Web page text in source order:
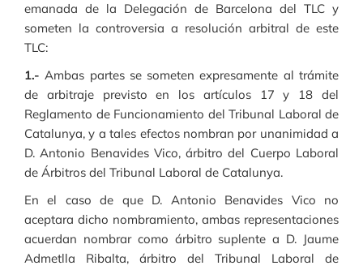
emanada de la Delegación de Barcelona del TLC y
someten la controversia a resolución arbitral de este
TLC:
1.-Ambas partes se someten expresamente al trámite
de arbitraje previsto en los artículos 17 y 18 del
Reglamento de Funcionamiento del Tribunal Laboral de
Catalunya, y a tales efectos nombran por unanimidad a
D. Antonio Benavides Vico, árbitro del Cuerpo Laboral
de Árbitros del Tribunal Laboral de Catalunya.
En el caso de que D. Antonio Benavides Vico no
aceptara dicho nombramiento, ambas representaciones
acuerdan nombrar como árbitro suplente a D. Jaume
Admetlla Ribalta, árbitro del Tribunal Laboral de